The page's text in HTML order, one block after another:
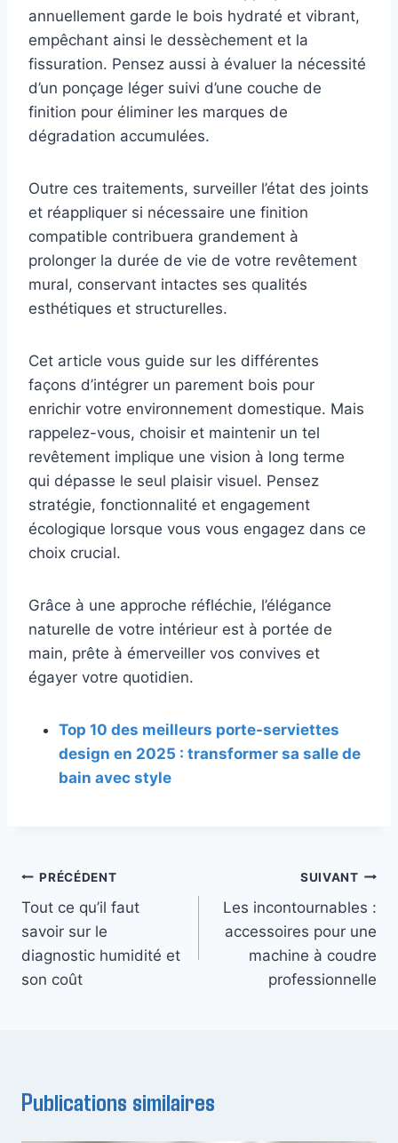
annuellement garde le bois hydraté et vibrant,
empêchant ainsi le dessèchement et la
fissuration. Pensez aussi à évaluer la nécessité
d’un ponçage léger suivi d’une couche de
finition pour éliminer les marques de
dégradation accumulées.
Outre ces traitements, surveiller l’état des joints
et réappliquer si nécessaire une finition
compatible contribuera grandement à
prolonger la durée de vie de votre revêtement
mural, conservant intactes ses qualités
esthétiques et structurelles.
Cet article vous guide sur les différentes
façons d’intégrer un parement bois pour
enrichir votre environnement domestique. Mais
rappelez-vous, choisir et maintenir un tel
revêtement implique une vision à long terme
qui dépasse le seul plaisir visuel. Pensez
stratégie, fonctionnalité et engagement
écologique lorsque vous vous engagez dans ce
choix crucial.
Grâce à une approche réfléchie, l’élégance
naturelle de votre intérieur est à portée de
main, prête à émerveiller vos convives et
égayer votre quotidien.
Top 10 des meilleurs porte-serviettes
design en 2025 : transformer sa salle de
bain avec style
Navigation
de
l’article
PRÉCÉDENT
Tout ce qu’il faut
savoir sur le
diagnostic humidité et
son coût
SUIVANT
Les incontournables :
accessoires pour une
machine à coudre
professionnelle
Publications similaires